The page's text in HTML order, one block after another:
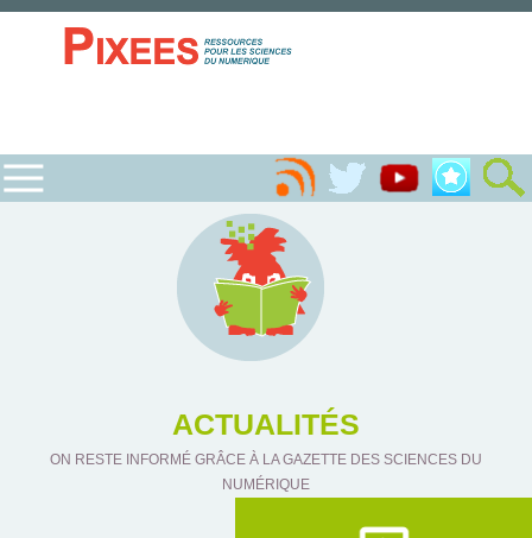
ACTUALITÉS
ON RESTE INFORMÉ GRÂCE À LA GAZETTE DES SCIENCES DU
NUMÉRIQUE